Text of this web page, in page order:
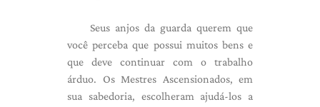
Seus anjos da guarda querem que
você perceba que possui muitos bens e
que deve continuar com o trabalho
árduo. Os Mestres Ascensionados, em
sua sabedoria, escolheram ajudá-los a